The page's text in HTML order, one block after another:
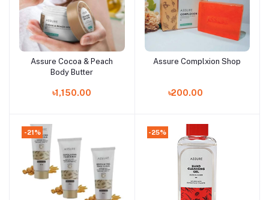
Add to cart
Assure Cocoa & Peach
Body Butter
৳1,150.00
Add to cart
Assure Complxion Shop
৳200.00
-21% -25%